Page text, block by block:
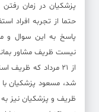
پزشکیان در زمان
حتما از تجربه افراد
پاسخ به این سوال و
نیست ظریف مشاور
شد، مسعود پزشکیان با
ظریف و پزشکیان نیز